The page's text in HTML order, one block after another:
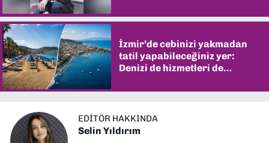
İzmir’de cebinizi yakmadan
tatil yapabileceğiniz yer:
Denizi de hizmetleri de
EDITÖR HAKKINDA
Selin Yıldırım